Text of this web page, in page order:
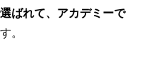
ばれて、アカデミーで
。